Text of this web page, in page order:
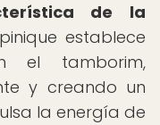
de la
establece
el tamborim,
y creando un
la energía de